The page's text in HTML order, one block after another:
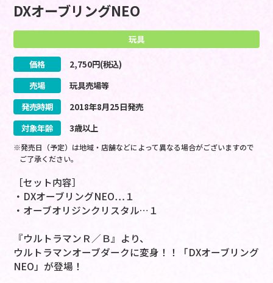
DXオーブリングNEO
玩具
価格 2,750円(税込)
売場
玩具売場等
発売時期
2018年8月25日発売
対象年齢
3歳以上
※発売日（予定）は地域・店舗などによって異なる場合がございますので
ご了承ください。
［セット内容］
・DXオーブリングNEO…１
・オーブオリジンクリスタル…１
『ウルトラマンＲ／Ｂ』より、
ウルトラマンオーブダークに変身！！「DXオーブリング
NEO」が登場！